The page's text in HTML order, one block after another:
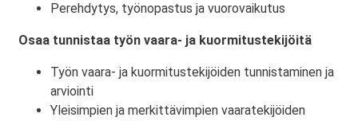
Perehdytys, työnopastus ja vuorovaikutus
Osaa tunnistaa työn vaara- ja kuormitustekijöitä
Työn vaara- ja kuormitustekijöiden tunnistaminen ja
arviointi
Yleisimpien ja merkittävimpien vaaratekijöiden